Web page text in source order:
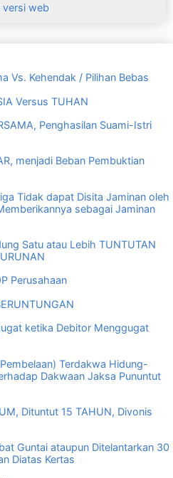
versi web
Vs. Kehendak / Pilihan Bebas
Versus TUHAN
Penghasilan Suami-Istri
menjadi Beban Pembuktian
Tidak dapat Disita Jaminan oleh
sebagai Jaminan
Satu atau Lebih TUNTUTAN
Perusahaan
ketika Debitor Menggugat
Terdakwa Hidung-
Dakwaan Jaksa Pununtut
Dituntut 15 TAHUN, Divonis
Guntai ataupun Ditelantarkan 30
Diatas Kertas